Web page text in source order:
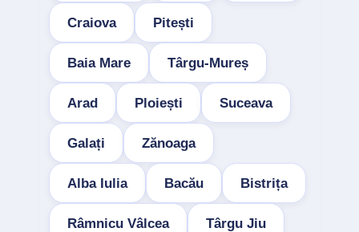
Craiova Pitești
Baia Mare Târgu-Mureș
Arad Ploiești Suceava
Galați Zănoaga
Alba Iulia Bacău Bistrița
Râmnicu Vâlcea Târgu Jiu